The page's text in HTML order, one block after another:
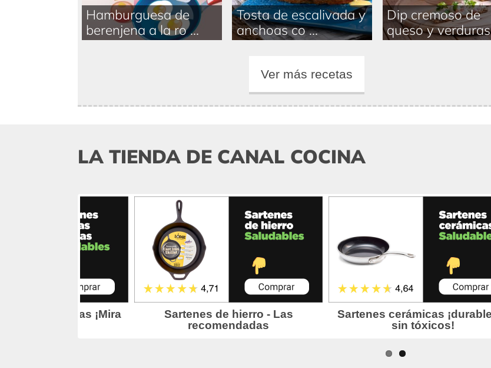
Hamburguesa de
berenjena a la ro ...
Tosta de escalivada y
anchoas co ...
Dip cremoso de
queso y verduras
Ver más recetas
LA TIENDA DE CANAL COCINA